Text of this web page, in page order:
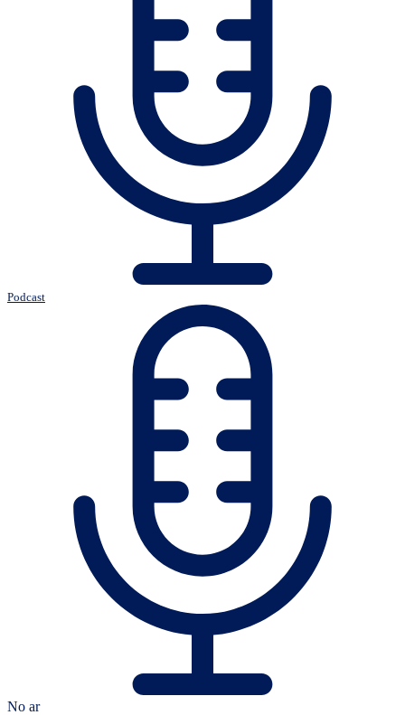
Podcast
No ar